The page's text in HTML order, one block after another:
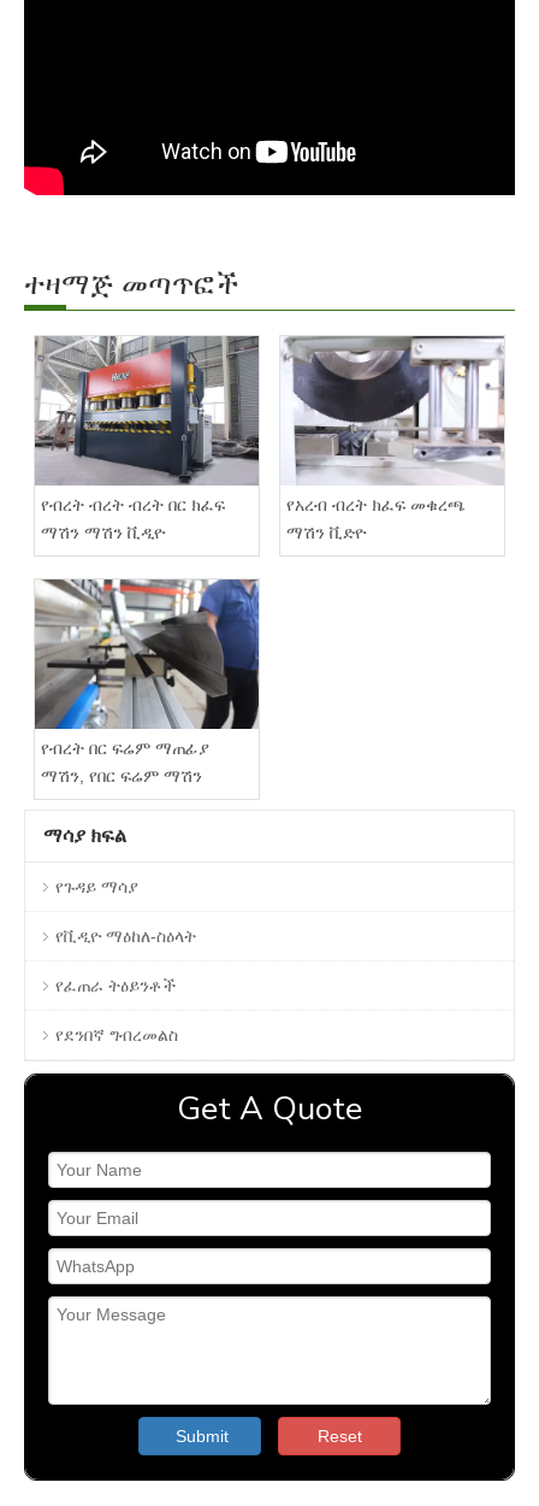
ተዛማጅ መጣጥፎች
የብረት ብረት ብረት በር ክፈፍ
ማሽን ማሽን ቪዲዮ
የአረብ ብረት ክፈፍ መቁረጫ
ማሽን ቪድዮ
የብረት በር ፍሬም ማጠፊያ
ማሽን, የበር ፍሬም ማሽን
ማሳያ ክፍል
የጉዳይ ማሳያ
የቪዲዮ ማዕከለ-ስዕላት
የፈጠራ ትዕይንቶች
የደንበኛ ግብረመልስ
Get A Quote
Submit Reset